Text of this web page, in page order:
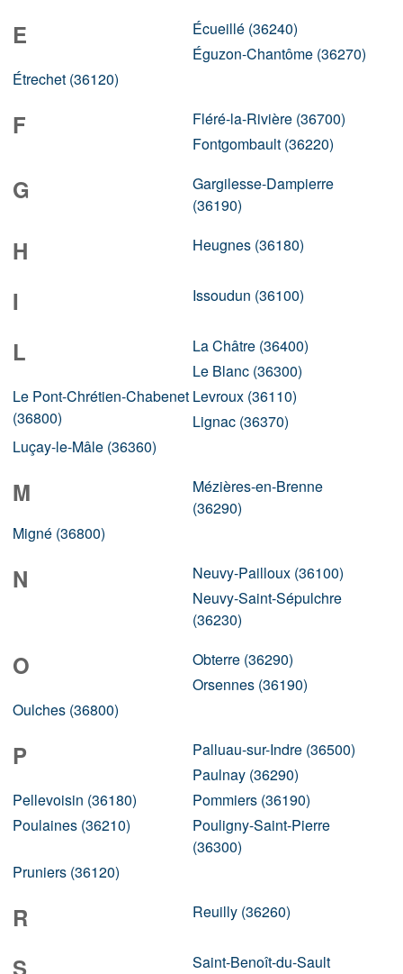
E
Écueillé (36240)
Éguzon-Chantôme (36270)
Étrechet (36120)
F
Fléré-la-Rivière (36700)
Fontgombault (36220)
G
Gargilesse-Dampierre
(36190)
H Heugnes (36180)
I Issoudun (36100)
L
La Châtre (36400)
Le Blanc (36300)
Le Pont-Chrétien-Chabenet
(36800)
Levroux (36110)
Lignac (36370)
Luçay-le-Mâle (36360)
M
Mézières-en-Brenne
(36290)
Migné (36800)
N
Neuvy-Pailloux (36100)
Neuvy-Saint-Sépulchre
(36230)
O
Obterre (36290)
Orsennes (36190)
Oulches (36800)
P
Palluau-sur-Indre (36500)
Paulnay (36290)
Pellevoisin (36180)
Pommiers (36190)
Poulaines (36210)
Pouligny-Saint-Pierre
(36300)
Pruniers (36120)
R Reuilly (36260)
S
Saint-Benoît-du-Sault